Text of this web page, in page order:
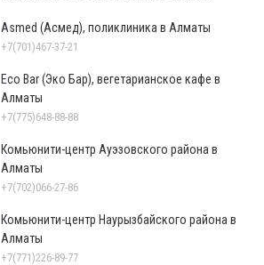
Asmed (Асмед), поликлиника в Алматы
+7(701)467-37-21
Eco Bar (Эко Бар), вегетарианское кафе в
Алматы
+7(775)648-88-88
Комьюнити-центр Ауэзовского района в
Алматы
+7(702)066-27-86
Комьюнити-центр Наурызбайского района в
Алматы
+7(771)226-89-77